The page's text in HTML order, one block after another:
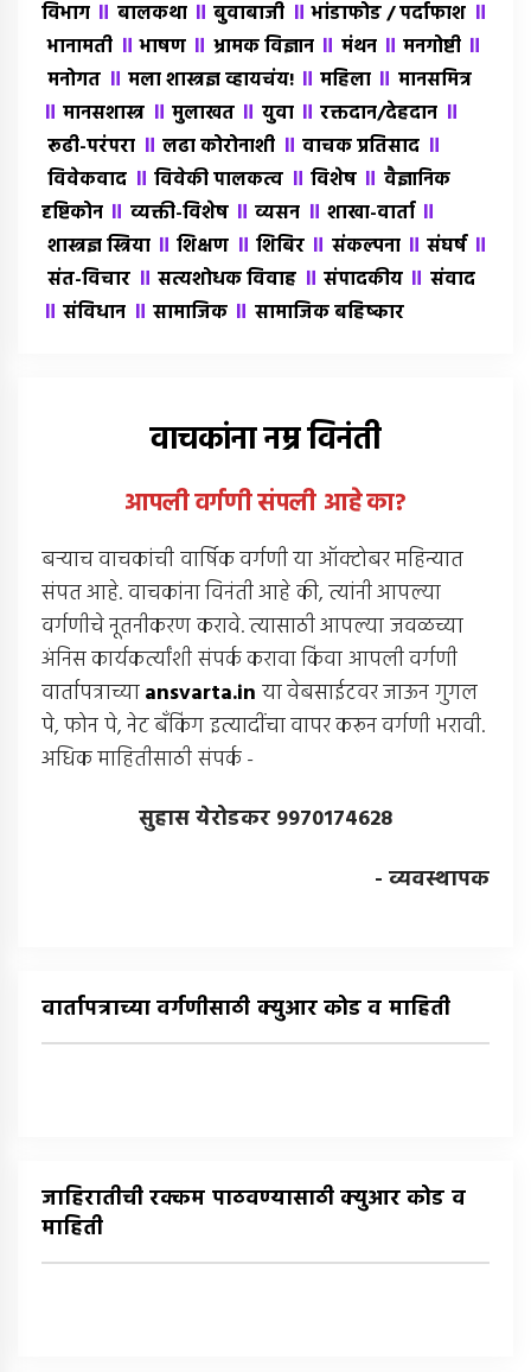
विभाग ॥ बालकथा ॥बुवाबाजी ॥भांडाफोड / पर्दाफाश ॥
भानामती ॥भाषण ॥ भ्रामक विज्ञान ॥ मंथन ॥मनगोष्टी ॥
मनोगत ॥ मला शास्त्रज्ञ व्हायचंय! ॥महिला ॥ मानसमित्र
॥मानसशास्त्र ॥ मुलाखत ॥ युवा ॥रक्तदान/देहदान ॥
रूढी-परंपरा ॥ लढा कोरोनाशी ॥ वाचक प्रतिसाद ॥
विवेकवाद ॥ विवेकी पालकत्व ॥ विशेष ॥ वैज्ञानिक
दृष्टिकोन ॥ व्यक्ती-विशेष ॥व्यसन ॥ शाखा-वार्ता ॥
शास्त्रज्ञ स्त्रिया ॥शिक्षण ॥ शिबिर ॥ संकल्पना ॥संघर्ष ॥
संत-विचार ॥ सत्यशोधक विवाह ॥ संपादकीय ॥ संवाद
॥संविधान ॥ सामाजिक ॥ सामाजिक बहिष्कार
वाचकांना नम्र विनंती
आपली वर्गणी संपली आहेका?
बर्‍याच वाचकांची वार्षिक वर्गणी या ऑक्टोबर महिन्यात
संपत आहे. वाचकांना विनंती आहे की, त्यांनी आपल्या
वर्गणीचे नूतनीकरण करावे. त्यासाठी आपल्या जवळच्या
अंनिस कार्यकर्त्यांशी संपर्क करावा किंवा आपली वर्गणी
वार्तापत्राच्याansvarta.in या वेबसाईटवर जाऊन गुगल
पे, फोन पे, नेट बँकिंग इत्यादींचा वापर करून वर्गणी भरावी.
अधिक माहितीसाठी संपर्क -
सुहास येरोडकर 9970174628
- व्यवस्थापक
वार्तापत्राच्या वर्गणीसाठी क्युआर कोड व माहिती
जाहिरातीची रक्कम पाठवण्यासाठी क्युआर कोड व
माहिती